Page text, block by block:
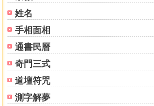
姓名
手相面相
通書民曆
奇門三式
道壇符咒
測字解夢
丙子
丙戌
丙申
丙午
丙辰
丁卯
戊寅
戊子
戊戌